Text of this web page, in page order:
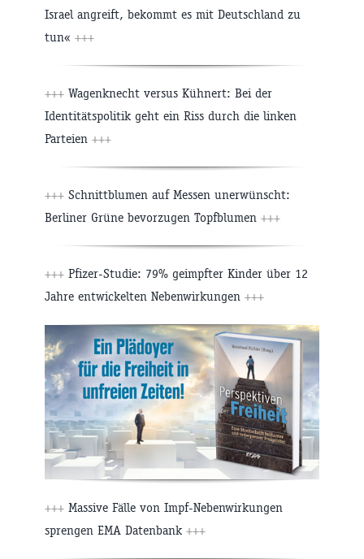
Israel angreift, bekommt es mit Deutschland zu
tun« +++
+++ Wagenknecht versus Kühnert: Bei der
Identitätspolitik geht ein Riss durch die linken
Parteien +++
+++ Schnittblumen auf Messen unerwünscht:
Berliner Grüne bevorzugen Topfblumen +++
+++ Pfizer-Studie: 79% geimpfter Kinder über 12
Jahre entwickelten Nebenwirkungen +++
+++ Massive Fälle von Impf-Nebenwirkungen
sprengen EMA Datenbank +++